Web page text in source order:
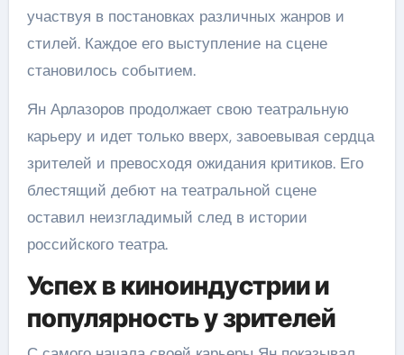
участвуя в постановках различных жанров и
стилей. Каждое его выступление на сцене
становилось событием.
Ян Арлазоров продолжает свою театральную
карьеру и идет только вверх, завоевывая сердца
зрителей и превосходя ожидания критиков. Его
блестящий дебют на театральной сцене
оставил неизгладимый след в истории
российского театра.
Успех в киноиндустрии и
популярность у зрителей